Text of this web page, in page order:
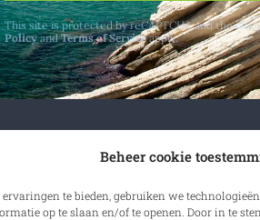
Beheer cookie
ervaringen te bieden, gebruiken we
op te slaan en/of te openen. Door in te
This site is protected by reCAPTCHA and the
PolicyandTerms of Serviceapply.
en buitenland.